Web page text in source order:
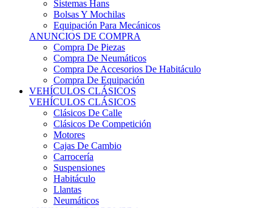
Equipación Para Mecánicos
ANUNCIOS DE COMPRA
Compra De Piezas
Compra De Neumáticos
Compra De Accesorios De Habitáculo
Compra De Equipación
VEHÍCULOS CLÁSICOS
VEHÍCULOS CLÁSICOS
Clásicos De Calle
Clásicos De Competición
Motores
Cajas De Cambio
Carrocería
Suspensiones
Habitáculo
Llantas
Neumáticos
ANUNCIOS DE COMPRA